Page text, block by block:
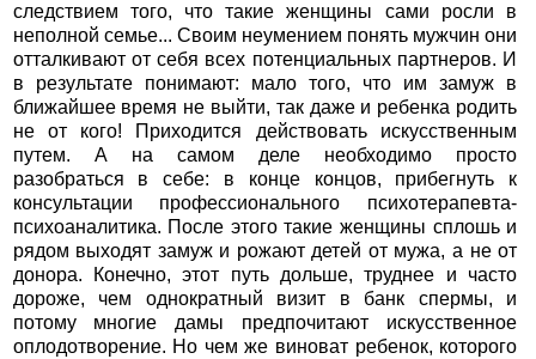
следствием того, что такие женщины сами росли в
неполной семье... Своим неумением понять мужчин они
отталкивают от себя всех потенциальных партнеров. И
в результате понимают: мало того, что им замуж в
ближайшее время не выйти, так даже и ребенка родить
не от кого! Приходится действовать искусственным
путем. А на самом деле необходимо просто
разобраться в себе: в конце концов, прибегнуть к
консультации профессионального психотерапевта-
психоаналитика. После этого такие женщины сплошь и
рядом выходят замуж и рожают детей от мужа, а не от
донора. Конечно, этот путь дольше, труднее и часто
дороже, чем однократный визит в банк спермы, и
потому многие дамы предпочитают искусственное
оплодотворение. Но чем же виноват ребенок, которого